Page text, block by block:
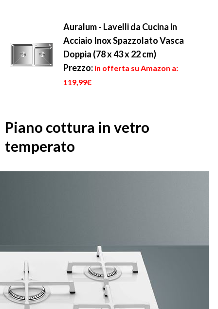
Auralum - Lavelli da Cucina in
Acciaio Inox Spazzolato Vasca
Doppia (78 x 43 x 22 cm)
Prezzo: in offerta su Amazon a:
119,99€
Piano cottura in vetro
temperato